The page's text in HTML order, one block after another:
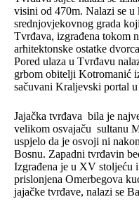
visini od 470m. Nalazi se u
srednjovjekovnog grada
Tvrđava, izgrađena tokom
arhitektonske ostatke
Pored ulaza u Tvrđavu
grbom obitelji Kotromanić
sačuvani Kraljevski portal
Jajačka tvrđava bila je
velikom osvajaču sultanu
uspjelo da je osvoji ni
Bosnu. Zapadni tvrđavin
Izgrađena je u XV
prislonjena Omerbegova
jajačke tvrđave, nalazi se